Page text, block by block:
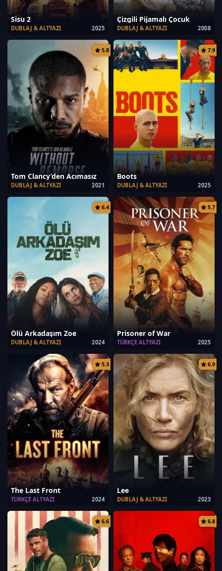
Sisu 2
2025
DUBLAJ & ALTYAZI
Çizgili Pijamalı Çocuk
2008
DUBLAJ & ALTYAZI
5.8
Tom Clancy’den Acımasız
2021
DUBLAJ & ALTYAZI
7.9
Boots
2025
DUBLAJ & ALTYAZI
6.4
Ölü Arkadaşım Zoe
2024
DUBLAJ & ALTYAZI
5.7
Prisoner of War
2025
TÜRKÇE ALTYAZI
5.3
The Last Front
2024
TÜRKÇE ALTYAZI
6.9
Lee
2023
DUBLAJ & ALTYAZI
6.6 6.8